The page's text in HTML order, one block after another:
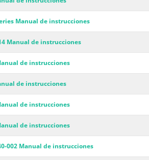
Manual de instrucciones
Manual de instrucciones
de instrucciones
de instrucciones
de instrucciones
de instrucciones
002 Manual de instrucciones